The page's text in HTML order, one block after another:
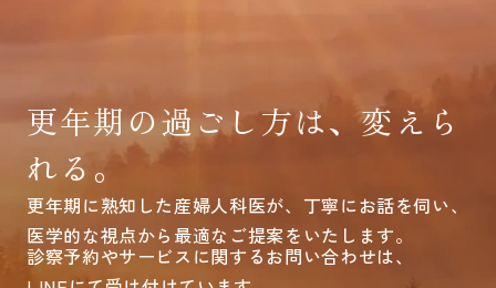
更年期の過ごし方は、変えら
れる。
更年期に熟知した産婦人科医が、丁寧にお話を伺い、
医学的な視点から最適なご提案をいたします。
診察予約やサービスに関するお問い合わせは、